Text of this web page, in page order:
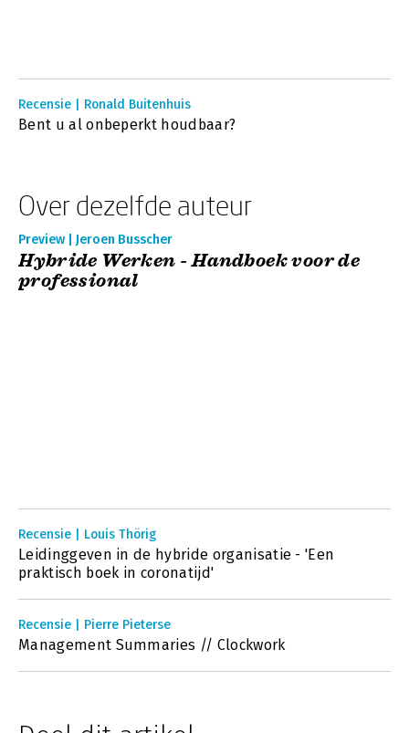
Recensie | Ronald Buitenhuis
Bent u al onbeperkt houdbaar?
Over dezelfde auteur
Preview | Jeroen Busscher
Hybride Werken - Handboek voor de
professional
Recensie | Louis Thörig
Leidinggeven in de hybride organisatie - 'Een
praktisch boek in coronatijd'
Recensie | Pierre Pieterse
Management Summaries // Clockwork